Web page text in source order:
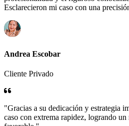
Esclarecieron mi caso con una
Andrea Escobar
Cliente Privado
"Gracias a su dedicación y estrategia
caso con extrema rapidez, logrando